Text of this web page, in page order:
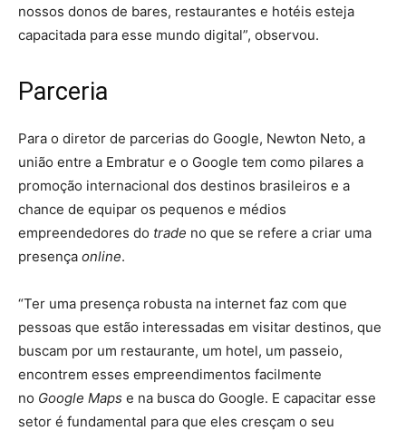
nossos donos de bares, restaurantes e hotéis esteja
capacitada para esse mundo digital”, observou.
Parceria
Para o diretor de parcerias do Google, Newton Neto, a
união entre a Embratur e o Google tem como pilares a
promoção internacional dos destinos brasileiros e a
chance de equipar os pequenos e médios
empreendedores do trade no que se refere a criar uma
presença online.
“Ter uma presença robusta na internet faz com que
pessoas que estão interessadas em visitar destinos, que
buscam por um restaurante, um hotel, um passeio,
encontrem esses empreendimentos facilmente
no Google Maps e na busca do Google. E capacitar esse
setor é fundamental para que eles cresçam o seu